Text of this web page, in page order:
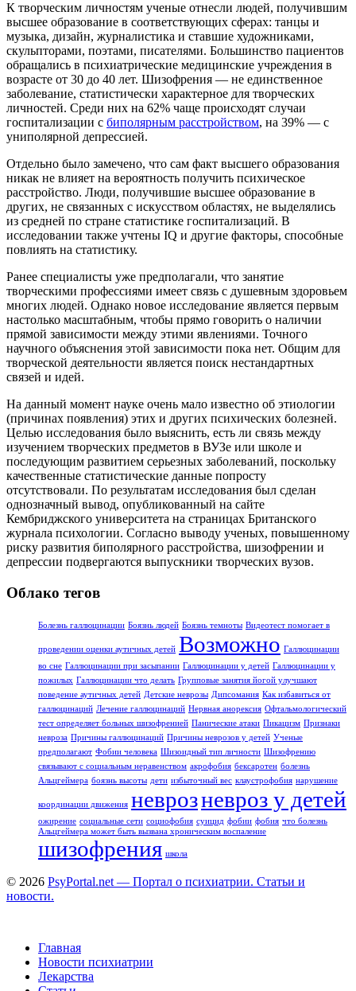
К творческим личностям ученые отнесли людей, получившим
высшее образование в соответствующих сферах: танцы и
музыка, дизайн, журналистика и ставшие художниками,
скульпторами, поэтами, писателями. Большинство пациентов
обращались в психиатрические медицинские учреждения в
возрасте от 30 до 40 лет. Шизофрения — не единственное
заболевание, статистически характерное для творческих
личностей. Среди них на 62% чаще происходят случаи
госпитализации с биполярным расстройством, на 39% — с
униполярной депрессией.
Отдельно было замечено, что сам факт высшего образования
никак не влияет на вероятность получить психическое
расстройство. Люди, получившие высшее образование в
других, не связанных с искусством областях, не выделялись
из средней по стране статистике госпитализаций. В
исследовании также учтены IQ и другие факторы, способные
повлиять на статистику.
Ранее специалисты уже предполагали, что занятие
творческими профессиями имеет связь с душевным здоровьем
многих людей. Однако новое исследование является первым
настолько масштабным, чтобы прямо говорить о наличии
прямой зависимости между этими явлениями. Точного
научного объяснения этой зависимости пока нет. Общим для
творческой деятельности является поиск нестандартных
связей и идей.
На данный момент науке очень мало известно об этиологии
(причинах появления) этих и других психических болезней.
Целью исследования было выяснить, есть ли связь между
изучением творческих предметов в ВУЗе или школе и
последующим развитием серьезных заболеваний, поскольку
качественные статистические данные попросту
отсутствовали. По результатам исследования был сделан
однозначный вывод, опубликованный на сайте
Кембриджского университета на страницах Британского
журнала психологии. Согласно выводу ученых, повышенному
риску развития биполярного расстройства, шизофрении и
депрессии подвергаются выпускники творческих вузов.
Облако тегов
Болезнь галлюцинации Боязнь людей Боязнь темноты Видеотест помогает в
проведении оценки аутичных детей Возможно Галлюцинации
во сне Галлюцинации при засыпании Галлюцинации у детей Галлюцинации у
пожилых Галлюцинации что делать Групповые занятия йогой улучшают
поведение аутичных детей Детские неврозы Дипсомания Как избавиться от
галлюцинаций Лечение галлюцинаций Нервная анорексия Офтальмологический
тест определяет больных шизофренией Панические атаки Пикацизм Признаки
невроза Причины галлюцинаций Причины неврозов у детей Ученые
предполагают Фобии человека Шизоидный тип личности Шизофрению
связывают с социальным неравенством акрофобия бексаротен болезнь
Альцгеймера боязнь высоты дети избыточный вес клаустрофобия нарушение
координации движения неврозневроз у детей
ожирение социальные сети социофобия суицид фобии фобия что болезнь
Альцгеймера может быть вызвана хроническим воспаление
шизофрения школа
© 2026 PsyPortal.net — Портал о психиатрии. Статьи и
новости.
Главная
Новости психиатрии
Лекарства